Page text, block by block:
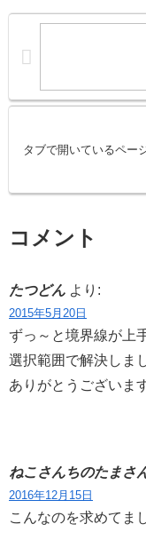
タブで開いているペー
コメント
たつどん より:
2015年5月20日
ずっ～と境界線が上
選択範囲で解決しま
ありがとうございま
ねこさんちのたまさ
2016年12月15日
こんなのを求めてま